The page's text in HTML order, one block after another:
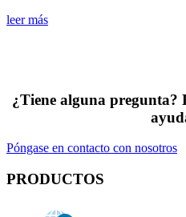
leer más
¿Tiene alguna pregunta?
Póngase en contacto con nosotros
PRODUCTOS